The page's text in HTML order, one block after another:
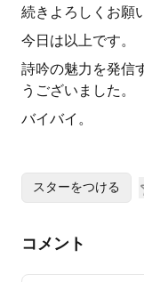
続きよろしくお願
今日は以上です。
詩吟の魅力を発信
うございました。
バイバイ。
スターをつける
コメント